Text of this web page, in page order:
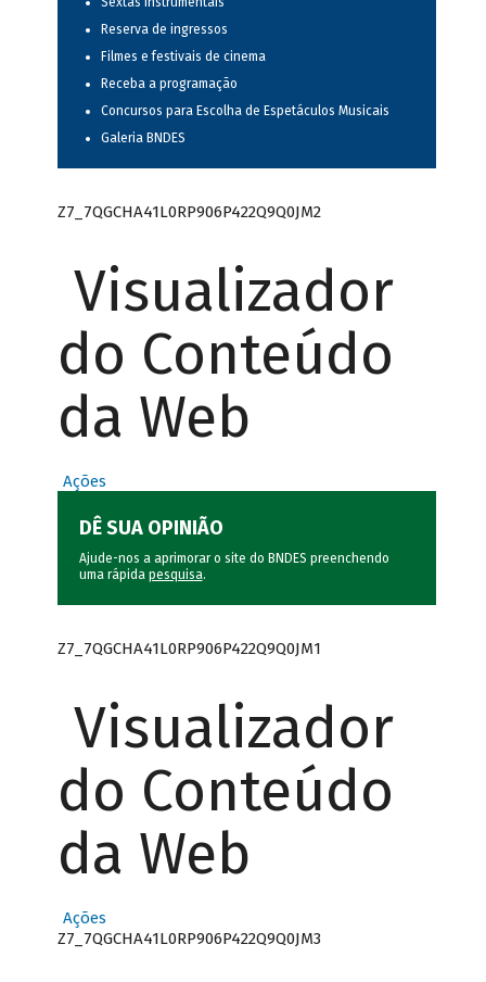
Reserva de ingressos
Filmes e festivais de cinema
Receba a programação
Concursos para Escolha de Espetáculos Musicais
Galeria BNDES
Z7_7QGCHA41L0RP906P422Q9Q0JM2
Visualizador
do Conteúdo
da Web
Ações
DÊ SUA OPINIÃO
Ajude-nos a aprimorar o site do BNDES preenchendo
uma rápida pesquisa.
Z7_7QGCHA41L0RP906P422Q9Q0JM1
Visualizador
do Conteúdo
da Web
Ações
Z7_7QGCHA41L0RP906P422Q9Q0JM3